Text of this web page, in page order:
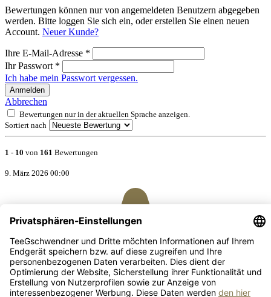
Bewertungen können nur von angemeldeten Benutzern abgegeben
werden. Bitte loggen Sie sich ein, oder erstellen Sie einen neuen
Account. Neuer Kunde?
Ihre E-Mail-Adresse *
Ihr Passwort *
Ich habe mein Passwort vergessen.
Anmelden
Abbrechen
Bewertungen nur in der aktuellen Sprache anzeigen.
Sortiert nach
1 - 10 von 161 Bewertungen
9. März 2026 00:00